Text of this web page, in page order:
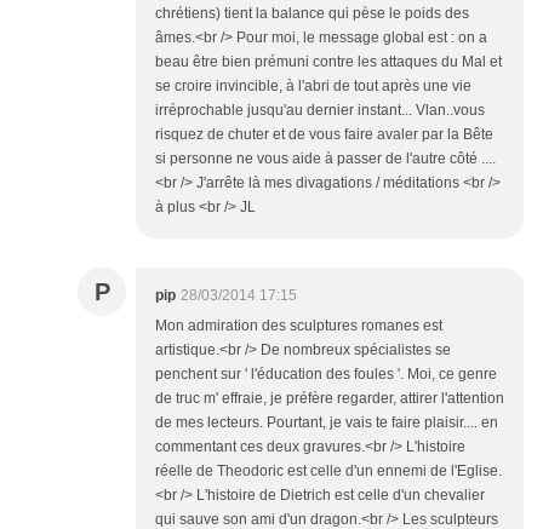
chrétiens) tient la balance qui pèse le poids des
âmes.<br /> Pour moi, le message global est : on a
beau être bien prémuni contre les attaques du Mal et
se croire invincible, à l'abri de tout après une vie
irréprochable jusqu'au dernier instant... Vlan..vous
risquez de chuter et de vous faire avaler par la Bête
si personne ne vous aide à passer de l'autre côté ....
<br /> J'arrête là mes divagations / méditations <br />
à plus <br /> JL
P pip 28/03/2014 17:15
Mon admiration des sculptures romanes est
artistique.<br /> De nombreux spécialistes se
penchent sur ' l'éducation des foules '. Moi, ce genre
de truc m' effraie, je préfère regarder, attirer l'attention
de mes lecteurs. Pourtant, je vais te faire plaisir.... en
commentant ces deux gravures.<br /> L'histoire
réelle de Theodoric est celle d'un ennemi de l'Eglise.
<br /> L'histoire de Dietrich est celle d'un chevalier
qui sauve son ami d'un dragon.<br /> Les sculpteurs